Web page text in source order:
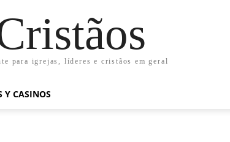
para igrejas, líderes e cristãos em geral
Y CASINOS